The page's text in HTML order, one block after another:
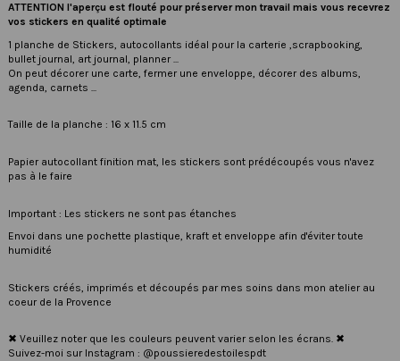
ATTENTION l'aperçu est flouté pour préserver mon travail mais vous recevrez
vos stickers en qualité optimale
1 planche de Stickers, autocollants idéal pour la carterie ,scrapbooking,
bullet journal, art journal, planner ...
On peut décorer une carte, fermer une enveloppe, décorer des albums,
agenda, carnets ...
Taille de la planche : 16 x 11.5 cm
Papier autocollant finition mat, les stickers sont prédécoupés vous n'avez
pas à le faire
Important : Les stickers ne sont pas étanches
Envoi dans une pochette plastique, kraft et enveloppe afin d'éviter toute
humidité
Stickers créés, imprimés et découpés par mes soins dans mon atelier au
coeur de la Provence
✖ Veuillez noter que les couleurs peuvent varier selon les écrans. ✖
Suivez-moi sur Instagram : @poussieredestoilespdt